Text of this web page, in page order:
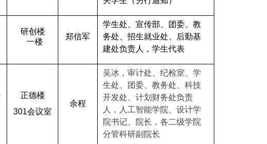
研创楼
一楼
郑信军
学生处、宣传部、团委、教
务处、招生就业处、后勤基
建处负责人，学生代表
正德楼
301会议室
余程
吴冰，审计处、纪检室、学
生处、团委、教务处、科技
开发处、计划财务处负责
人，人工智能学院、设计学
院书记、院长，各二级学院
分管科研副院长